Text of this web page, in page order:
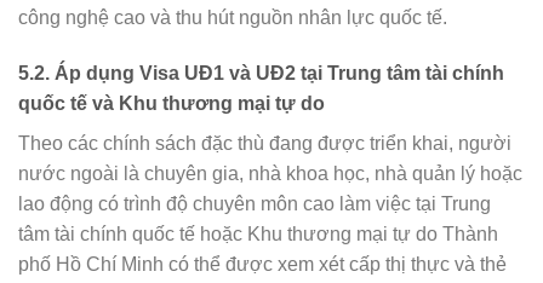
công nghệ cao và thu hút nguồn nhân lực quốc tế.
5.2. Áp dụng Visa UĐ1 và UĐ2 tại Trung tâm tài chính
quốc tế và Khu thương mại tự do
Theo các chính sách đặc thù đang được triển khai, người
nước ngoài là chuyên gia, nhà khoa học, nhà quản lý hoặc
lao động có trình độ chuyên môn cao làm việc tại Trung
tâm tài chính quốc tế hoặc Khu thương mại tự do Thành
phố Hồ Chí Minh có thể được xem xét cấp thị thực và thẻ